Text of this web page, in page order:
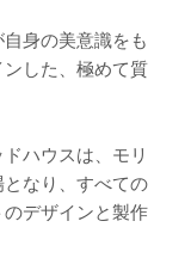
身の美意識をも
した、極めて質
ハウスは、モリ
なり、すべての
デザインと製作